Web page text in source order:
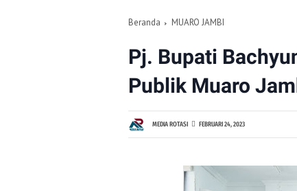
Beranda MUARO JAMBI
Pj. Bupati
Publik Muaro
MEDIA ROTASI FEBRUARI 24, 2023